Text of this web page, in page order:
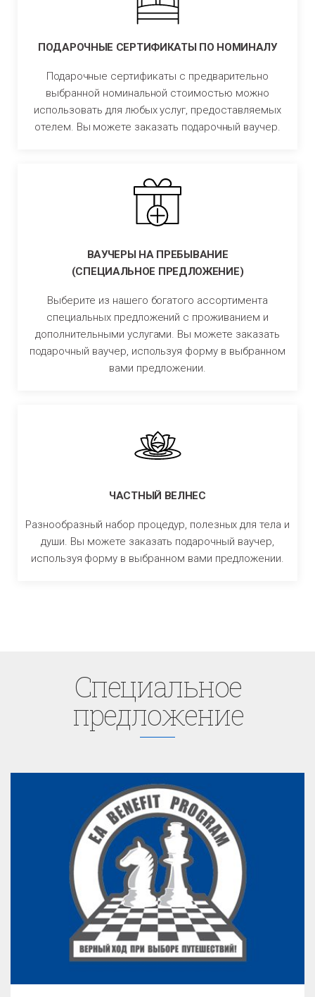
ПОДАРОЧНЫЕ СЕРТИФИКАТЫ ПО НОМИНАЛУ
Подарочные сертификаты с предварительно
выбранной номинальной стоимостью можно
использовать для любых услуг, предоставляемых
отелем. Вы можете заказать подарочный ваучер.
ВАУЧЕРЫ НА ПРЕБЫВАНИЕ
(CПЕЦИAЛЬНОЕ ПРЕДЛОЖЕНИЕ)
Выберите из нашего богатого ассортимента
специальных предложений с проживанием и
дополнительными услугами. Вы можете заказать
подарочный ваучер, используя форму в выбранном
вами предложении.
ЧАСТНЫЙ ВЕЛНЕС
Разнообразный набор процедур, полезных для тела и
души. Вы можете заказать подарочный ваучер,
используя форму в выбранном вами предложении.
Cпециaльное
предложение